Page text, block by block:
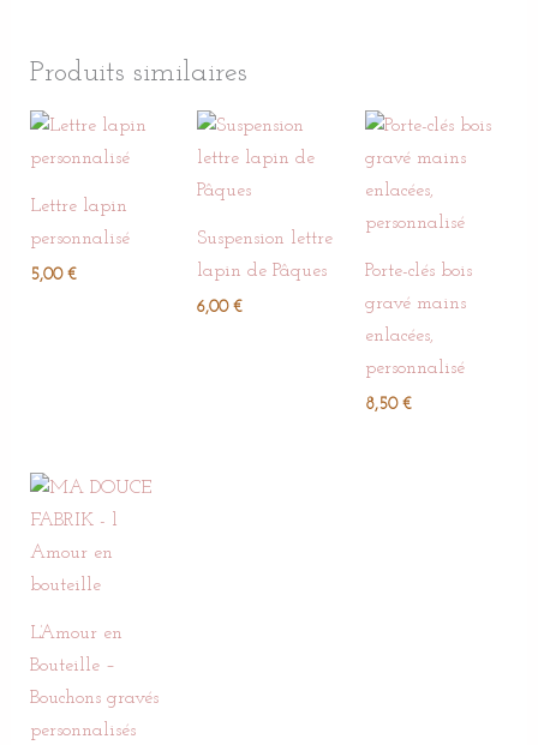
Produits similaires
Lettre lapin
personnalisé
5,00 €
Suspension lettre
lapin de Pâques
6,00€
Porte-clés bois
gravé mains
enlacées,
personnalisé
8,50 €
L’Amour en
Bouteille –
Bouchons gravés
personnalisés